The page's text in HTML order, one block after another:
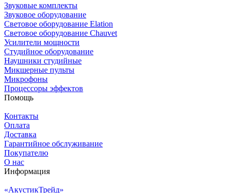
Звуковые комплекты
Звуковое оборудование
Световое оборудование Elation
Cветовое оборудование Chauvet
Усилители мощности
Студийное оборудование
Наушники студийные
Микшерные пульты
Микрофоны
Процессоры эффектов
Помощь
Контакты
Оплата
Доставка
Гарантийное обслуживание
Покупателю
О нас
Информация
«АкустикТрейд»